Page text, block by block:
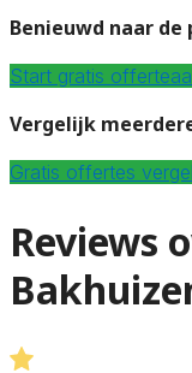
Benieuwd naar
Start gratis
Vergelijk
Gratis offertes
Reviews